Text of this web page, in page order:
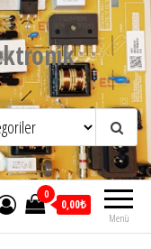
Menü
0
0,00₺